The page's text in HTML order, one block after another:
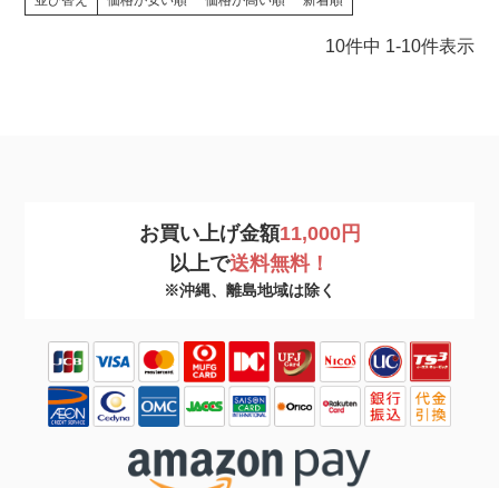
10件中 1-10件表示
お買い上げ金額11,000円
以上で送料無料！
※沖縄、離島地域は除く